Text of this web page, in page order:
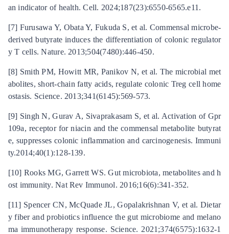
an indicator of health. Cell. 2024;187(23):6550-6565.e11.
[7] Furusawa Y, Obata Y, Fukuda S, et al. Commensal microbe-
derived butyrate induces the differentiation of colonic regulator
y T cells. Nature. 2013;504(7480):446-450.
[8] Smith PM, Howitt MR, Panikov N, et al. The microbial met
abolites, short-chain fatty acids, regulate colonic Treg cell home
ostasis. Science. 2013;341(6145):569-573.
[9] Singh N, Gurav A, Sivaprakasam S, et al. Activation of Gpr
109a, receptor for niacin and the commensal metabolite butyrat
e, suppresses colonic inflammation and carcinogenesis. Immuni
ty.2014;40(1):128-139.
[10] Rooks MG, Garrett WS. Gut microbiota, metabolites and h
ost immunity. Nat Rev Immunol. 2016;16(6):341-352.
[11] Spencer CN, McQuade JL, Gopalakrishnan V, et al. Dietar
y fiber and probiotics influence the gut microbiome and melano
ma immunotherapy response. Science. 2021;374(6575):1632-1